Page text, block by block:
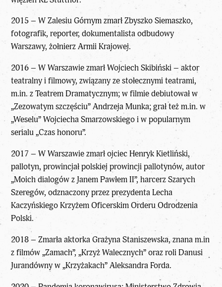
2015 – W Zalesiu Górnym zmarł Zbyszko Siemaszko,
fotografik, reporter, dokumentalista odbudowy
Warszawy, żołnierz Armii Krajowej.
2016 – W Warszawie zmarł Wojciech Skibiński – aktor
teatralny i filmowy, związany ze stołecznymi teatrami,
m.in. z Teatrem Dramatycznym; w filmie debiutował w
„Zezowatym szczęściu” Andrzeja Munka; grał też m.in. w
„Weselu” Wojciecha Smarzowskiego i w popularnym
serialu „Czas honoru”.
2017 – W Warszawie zmarł ojciec Henryk Kietliński,
pallotyn, prowincjał polskiej prowincji pallotynów, autor
„Moich dialogów z Janem Pawłem II”, harcerz Szarych
Szeregów, odznaczony przez prezydenta Lecha
Kaczyńskiego Krzyżem Oficerskim Orderu Odrodzenia
Polski.
2018 – Zmarła aktorka Grażyna Staniszewska, znana m.in
z filmów „Zamach”, „Krzyż Walecznych” oraz roli Danusi
Jurandówny w „Krzyżakach” Aleksandra Forda.